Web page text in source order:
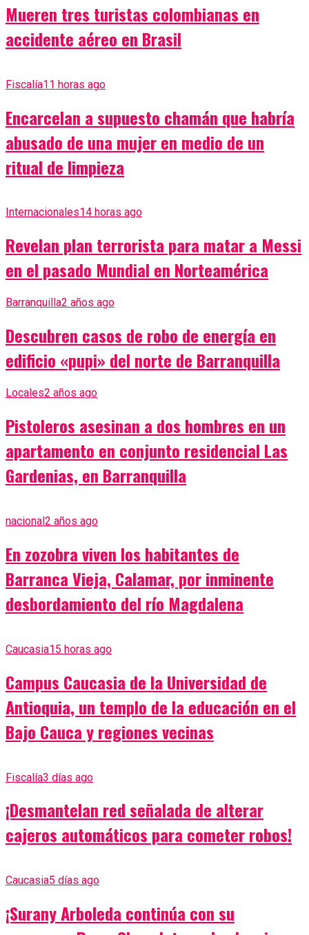
Mueren tres turistas colombianas en
accidente aéreo en Brasil
Fiscalía11 horas ago
Encarcelan a supuesto chamán que habría
abusado de una mujer en medio de un
ritual de limpieza
Internacionales14 horas ago
Revelan plan terrorista para matar a Messi
en el pasado Mundial en Norteamérica
Barranquilla2 años ago
Descubren casos de robo de energía en
edificio «pupi» del norte de Barranquilla
Locales2 años ago
Pistoleros asesinan a dos hombres en un
apartamento en conjunto residencial Las
Gardenias, en Barranquilla
nacional2 años ago
En zozobra viven los habitantes de
Barranca Vieja, Calamar, por inminente
desbordamiento del río Magdalena
Caucasia15 horas ago
Campus Caucasia de la Universidad de
Antioquia, un templo de la educación en el
Bajo Cauca y regiones vecinas
Fiscalía3 días ago
¡Desmantelan red señalada de alterar
cajeros automáticos para cometer robos!
Caucasia5 días ago
¡Surany Arboleda continúa con su